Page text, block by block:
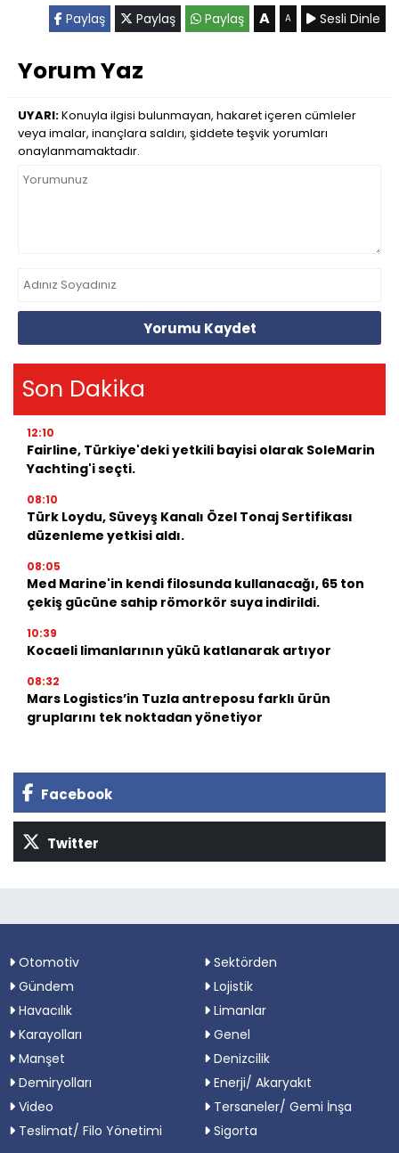
Paylaş Paylaş Paylaş A A Sesli Dinle
Yorum Yaz
UYARI:Konuyla ilgisi bulunmayan, hakaret içeren cümleler
veya imalar, inançlara saldırı, şiddete teşvik yorumları
onaylanmamaktadır.
Yorumu Kaydet
Son Dakika
12:10
Fairline, Türkiye'deki yetkili bayisi olarak SoleMarin
Yachting'i seçti.
08:10
Türk Loydu, Süveyş Kanalı Özel Tonaj Sertifikası
düzenleme yetkisi aldı.
08:05
Med Marine'in kendi filosunda kullanacağı, 65 ton
çekiş gücüne sahip römorkör suya indirildi.
10:39
Kocaeli limanlarının yükü katlanarak artıyor
08:32
Mars Logistics’in Tuzla antreposu farklı ürün
gruplarını tek noktadan yönetiyor
Facebook
Twitter
Otomotiv
Sektörden
Gündem
Lojistik
Havacılık
Limanlar
Karayolları
Genel
Manşet
Denizcilik
Demiryolları
Enerji/ Akaryakıt
Video
Tersaneler/ Gemi İnşa
Teslimat/ Filo Yönetimi
Sigorta